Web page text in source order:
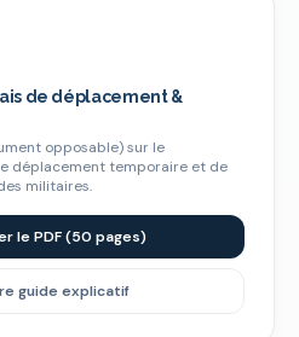
de déplacement &
opposable) sur le
déplacement temporaire et de
militaires.
le PDF (50 pages)
guide explicatif